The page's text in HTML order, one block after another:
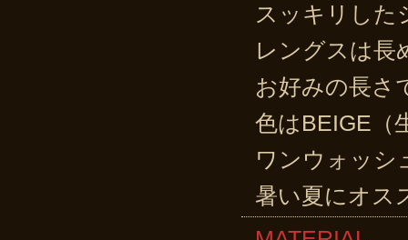
スッキリした
レングスは長
お好みの長さ
色はBEIGE（
ワンウォッシ
暑い夏にオス